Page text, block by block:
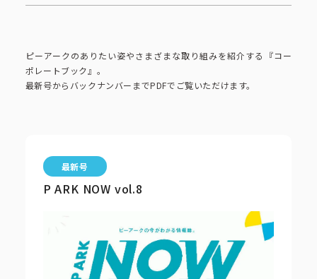
現在地から探す
パチンコ・スロット
企業情報 トップ
CSR活動
ピーアークのありたい姿やさまざまな取り組みを紹介する『コー
ポレートブック』。
最新号からバックナンバーまでPDFでご覧いただけます。
P ARK NOW vol.8